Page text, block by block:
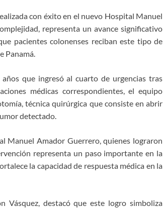
con éxito en el nuevo Hospital Manuel
representa un avance significativo
pacientes colonenses reciban este tipo de
Panamá.
que ingresó al cuarto de urgencias tras
médicas correspondientes, el equipo
técnica quirúrgica que consiste en abrir
detectado.
Manuel Amador Guerrero, quienes lograron
representa un paso importante en la
la capacidad de respuesta médica en la
Vásquez, destacó que este logro simboliza